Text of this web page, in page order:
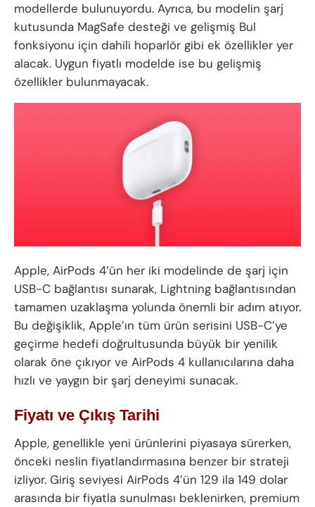
modellerde bulunuyordu. Ayrıca, bu modelin şarj
kutusunda MagSafe desteği ve gelişmiş Bul
fonksiyonu için dahili hoparlör gibi ek özellikler yer
alacak. Uygun fiyatlı modelde ise bu gelişmiş
özellikler bulunmayacak.
Apple, AirPods 4’ün her iki modelinde de şarj için
USB-C bağlantısı sunarak, Lightning bağlantısından
tamamen uzaklaşma yolunda önemli bir adım atıyor.
Bu değişiklik, Apple’ın tüm ürün serisini USB-C’ye
geçirme hedefi doğrultusunda büyük bir yenilik
olarak öne çıkıyor ve AirPods 4 kullanıcılarına daha
hızlı ve yaygın bir şarj deneyimi sunacak.
Fiyatı ve Çıkış Tarihi
Apple, genellikle yeni ürünlerini piyasaya sürerken,
önceki neslin fiyatlandırmasına benzer bir strateji
izliyor. Giriş seviyesi AirPods 4’ün 129 ila 149 dolar
arasında bir fiyatla sunulması beklenirken, premium